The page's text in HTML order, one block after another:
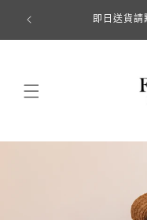
跳至內容 即日送貨請